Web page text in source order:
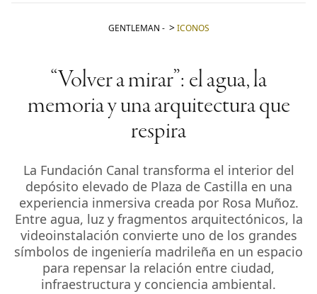
GENTLEMAN - ICONOS
“Volver a mirar”: el agua, la
memoria y una arquitectura que
respira
La Fundación Canal transforma el interior del
depósito elevado de Plaza de Castilla en una
experiencia inmersiva creada por Rosa Muñoz.
Entre agua, luz y fragmentos arquitectónicos, la
videoinstalación convierte uno de los grandes
símbolos de ingeniería madrileña en un espacio
para repensar la relación entre ciudad,
infraestructura y conciencia ambiental.